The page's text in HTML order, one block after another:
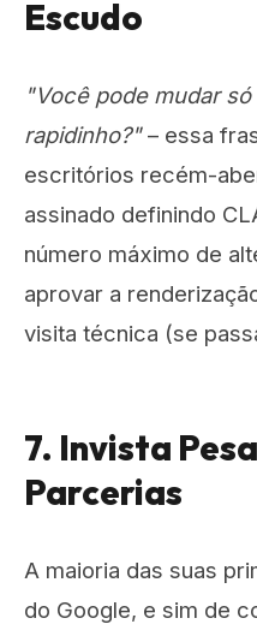
Escudo
"Você pode mudar
rapidinho?"– essa
escritórios recém-
assinado definindo
número máximo de
aprovar a
visita técnica (se
7. Invista
Parcerias
A maioria das suas
do Google, e sim de